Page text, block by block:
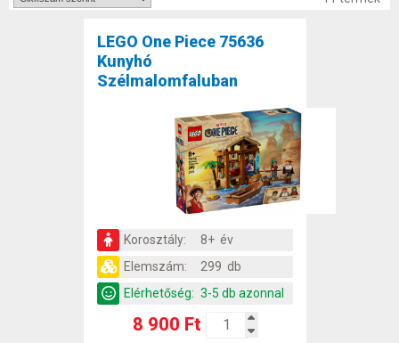
LEGO One Piece 75636
Kunyhó
Szélmalomfaluban
Korosztály:
8+ év
Elemszám:
299 db
Elérhetőség: 3-5 db azonnal
8 900 Ft